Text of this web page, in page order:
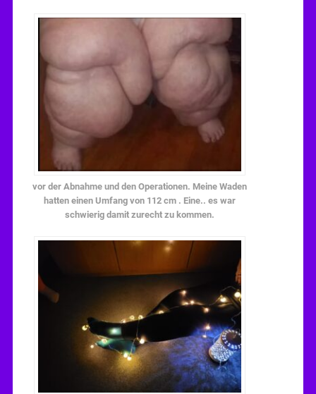
vor der Abnahme und den Operationen. Meine Waden
hatten einen Umfang von 112 cm . Eine.. es war
schwierig damit zurecht zu kommen.